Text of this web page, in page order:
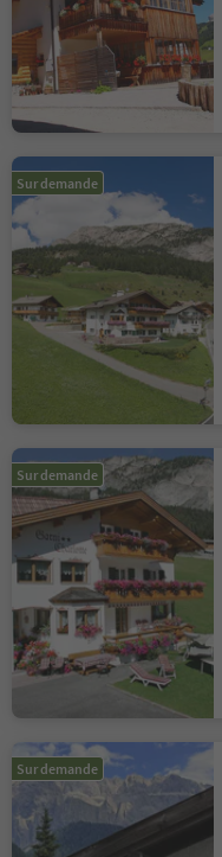
Sur demande
Sur demande
Sur demande